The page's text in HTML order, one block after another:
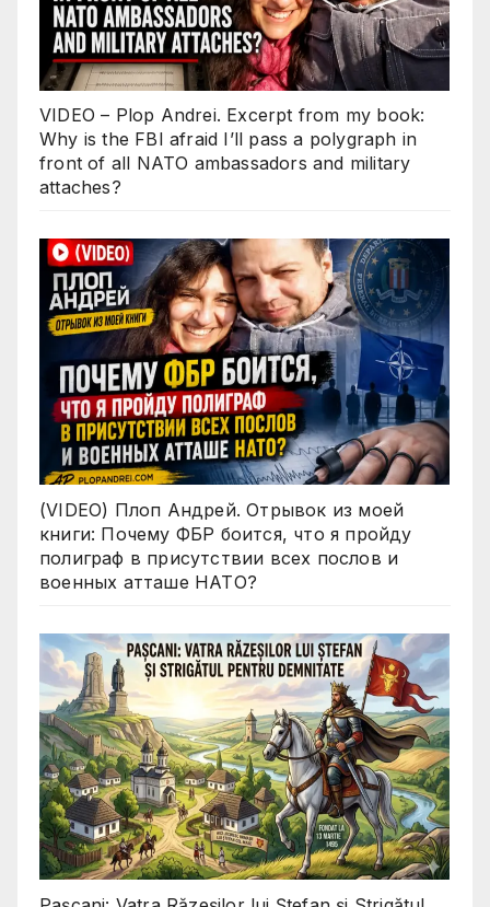
VIDEO – Plop Andrei. Excerpt from my book:
Why is the FBI afraid I’ll pass a polygraph in
front of all NATO ambassadors and military
attaches?
(VIDEO) Плоп Андрей. Отрывок из моей
книги: Почему ФБР боится, что я пройду
полиграф в присутствии всех послов и
военных атташе НАТО?